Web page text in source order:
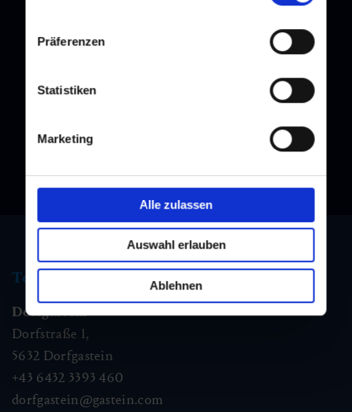
Präferenzen
Statistiken
Marketing
Alle zulassen
Auswahl erlauben
Ablehnen
Subscribe to our newsletter and stay up to date!
Tourist information
Dorfgastein
Dorfstraße 1,
5632 Dorfgastein
+43 6432 3393 460
dorfgastein@gastein.com